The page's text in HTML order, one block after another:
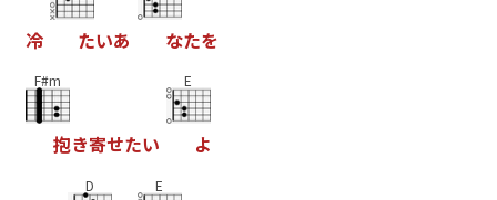
冷 たいあ なたを
F#m
抱き寄せたい
E
よ
D E